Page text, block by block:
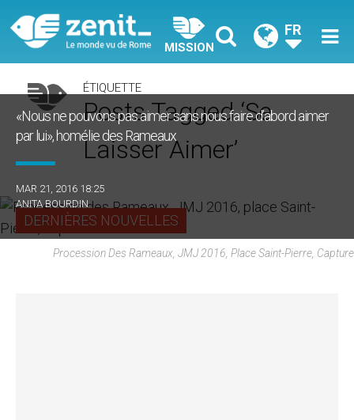
MISSION
FR
ÉTIQUETTE
Posts Tagged ‘se
Laisser Aimer’
DERNIÈRES NOUVELLES
«Nous ne pouvons pas aimer sans nous faire d’abord aimer
par lui», homélie des Rameaux
MAR 21, 2016 18:25
ANITA BOURDIN
Procession Des Rameaux, JMJ 2016, Place Saint-Pierre, Capture